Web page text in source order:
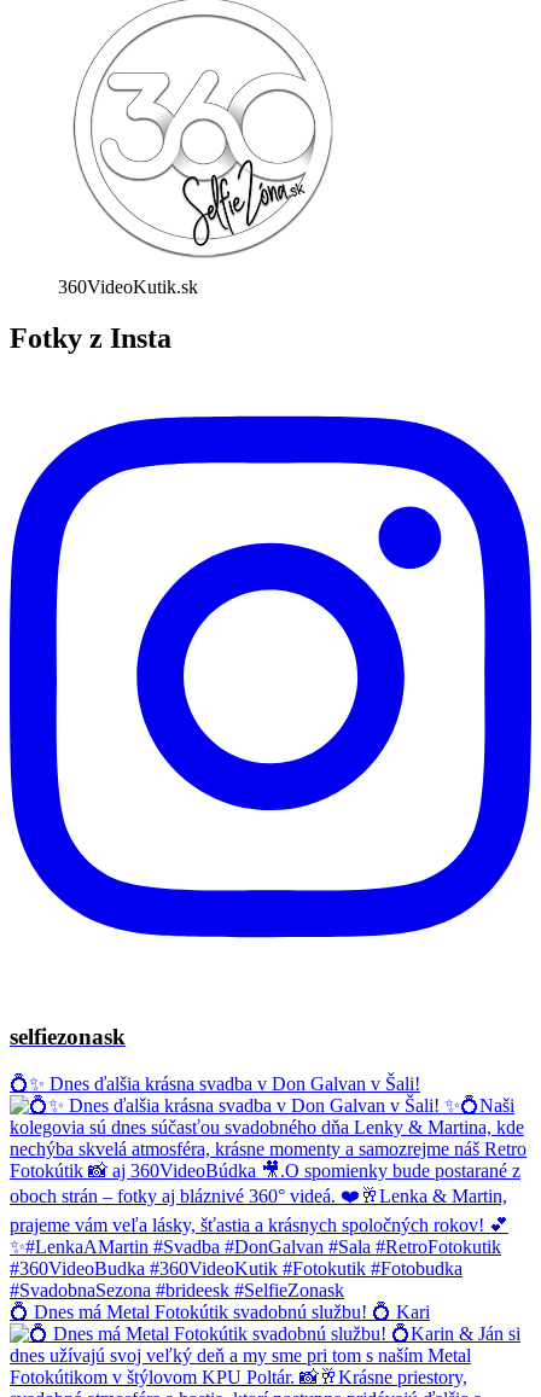
360VideoKutik.sk
Fotky z Insta
selfiezonask
💍✨ Dnes ďalšia krásna svadba v Don Galvan v Šali!
💍 Dnes má Metal Fotokútik svadobnú službu! 💍 Kari